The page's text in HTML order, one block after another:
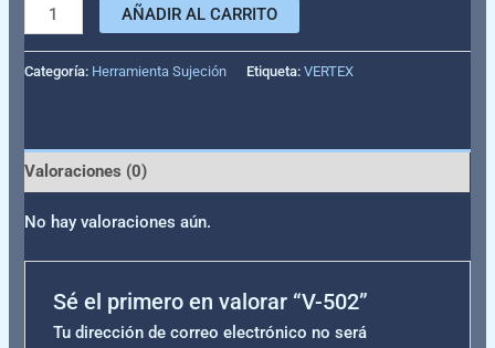
AÑADIR AL CARRITO
Categoría: Herramienta Sujeción Etiqueta:VERTEX
Valoraciones (0)
No hay valoraciones aún.
Sé el primero en valorar “V-502”
Tu dirección de correo electrónico no será